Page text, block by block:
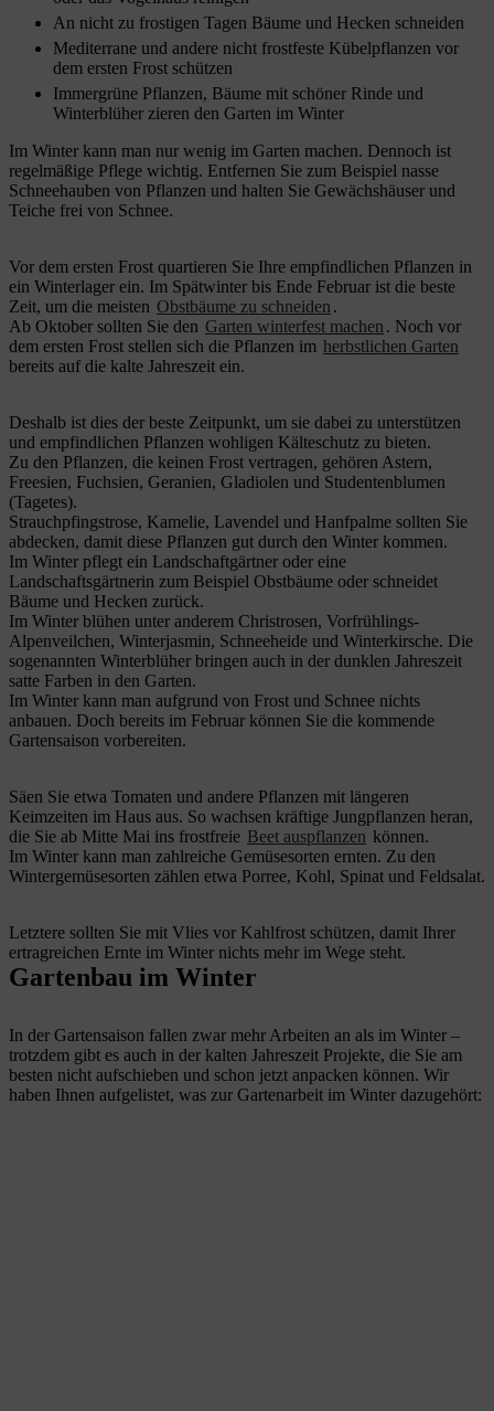
An nicht zu frostigen Tagen Bäume und Hecken schneiden
Mediterrane und andere nicht frostfeste Kübelpflanzen vor
dem ersten Frost schützen
Immergrüne Pflanzen, Bäume mit schöner Rinde und
Winterblüher zieren den Garten im Winter
Im Winter kann man nur wenig im Garten machen. Dennoch ist
regelmäßige Pflege wichtig. Entfernen Sie zum Beispiel nasse
Schneehauben von Pflanzen und halten Sie Gewächshäuser und
Teiche frei von Schnee.
Vor dem ersten Frost quartieren Sie Ihre empfindlichen Pflanzen in
ein Winterlager ein. Im Spätwinter bis Ende Februar ist die beste
Zeit, um die meisten Obstbäume zu schneiden .
Ab Oktober sollten Sie den Garten winterfest machen . Noch vor
dem ersten Frost stellen sich die Pflanzen im herbstlichen Garten
bereits auf die kalte Jahreszeit ein.
Deshalb ist dies der beste Zeitpunkt, um sie dabei zu unterstützen
und empfindlichen Pflanzen wohligen Kälteschutz zu bieten.
Zu den Pflanzen, die keinen Frost vertragen, gehören Astern,
Freesien, Fuchsien, Geranien, Gladiolen und Studentenblumen
(Tagetes).
Strauchpfingstrose, Kamelie, Lavendel und Hanfpalme sollten Sie
abdecken, damit diese Pflanzen gut durch den Winter kommen.
Im Winter pflegt ein Landschaftgärtner oder eine
Landschaftsgärtnerin zum Beispiel Obstbäume oder schneidet
Bäume und Hecken zurück.
Im Winter blühen unter anderem Christrosen, Vorfrühlings-
Alpenveilchen, Winterjasmin, Schneeheide und Winterkirsche. Die
sogenannten Winterblüher bringen auch in der dunklen Jahreszeit
satte Farben in den Garten.
Im Winter kann man aufgrund von Frost und Schnee nichts
anbauen. Doch bereits im Februar können Sie die kommende
Gartensaison vorbereiten.
Säen Sie etwa Tomaten und andere Pflanzen mit längeren
Keimzeiten im Haus aus. So wachsen kräftige Jungpflanzen heran,
die Sie ab Mitte Mai ins frostfreie Beet auspflanzen können.
Im Winter kann man zahlreiche Gemüsesorten ernten. Zu den
Wintergemüsesorten zählen etwa Porree, Kohl, Spinat und Feldsalat.
Letztere sollten Sie mit Vlies vor Kahlfrost schützen, damit Ihrer
ertragreichen Ernte im Winter nichts mehr im Wege steht.
Gartenbau im Winter
In der Gartensaison fallen zwar mehr Arbeiten an als im Winter –
trotzdem gibt es auch in der kalten Jahreszeit Projekte, die Sie am
besten nicht aufschieben und schon jetzt anpacken können. Wir
haben Ihnen aufgelistet, was zur Gartenarbeit im Winter dazugehört: